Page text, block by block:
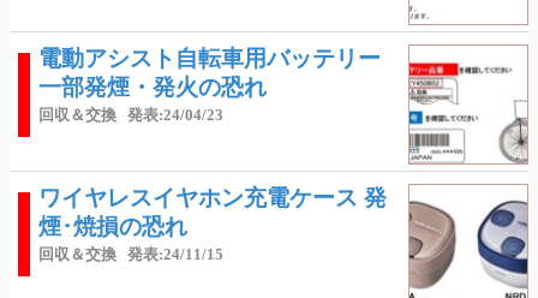
電動アシスト自転車用バッテリー
一部発煙・発火の恐れ
回収＆交換 発表:24/04/23
ワイヤレスイヤホン充電ケース 発
煙･焼損の恐れ
回収＆交換 発表:24/11/15